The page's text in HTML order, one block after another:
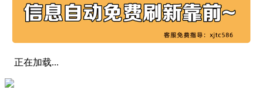
正在加载...